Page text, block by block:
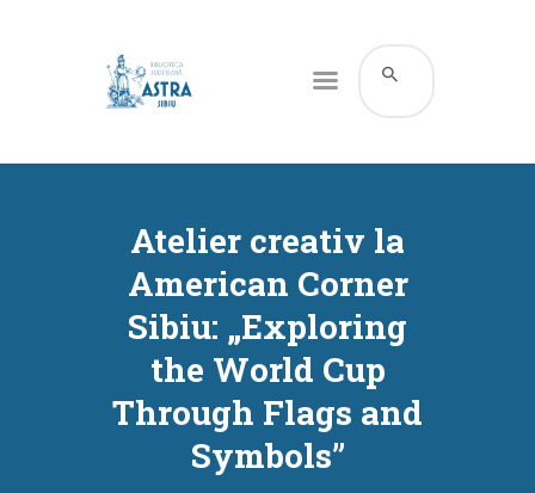
Atelier creativ la
American Corner
Sibiu: „Exploring
the World Cup
Through Flags and
Symbols”
CATALOG ONLINE
RESURSE
SERVICII
INFORMAȚII UTILE
BLOG
CONTACT
CONTUL MEU